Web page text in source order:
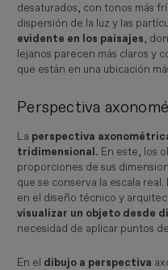
desaturados, con tonos más
dispersión de la luz y las
evidente en los paisajes,
lejanos parecen más claros y
que están en una ubicación
Perspectiva
La perspectiva
tridimensional. En este, los
proporciones de sus
que se conserva la escala
en el diseño técnico y
visualizar un objeto desde
necesidad de aplicar puntos
En el dibujo a perspectiva